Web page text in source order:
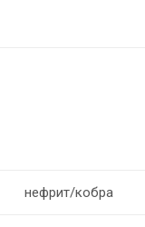
нефрит/кобра